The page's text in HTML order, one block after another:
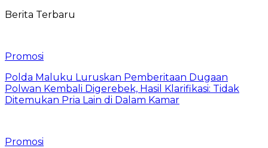
Berita Terbaru
Promosi
Polda Maluku Luruskan Pemberitaan Dugaan
Polwan Kembali Digerebek, Hasil Klarifikasi: Tidak
Ditemukan Pria Lain di Dalam Kamar
Promosi